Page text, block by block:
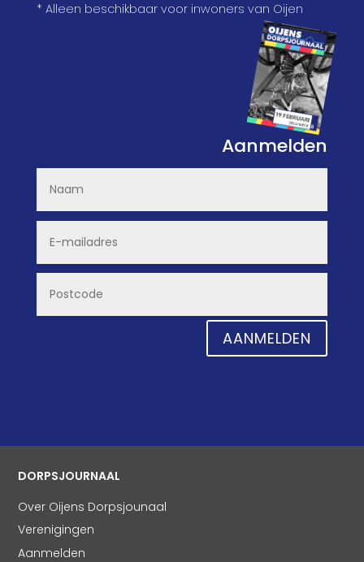
* Alleen beschikbaar voor inwoners van Oijen
Aanmelden
AANMELDEN
DORPSJOURNAAL
Over Oijens Dorpsjounaal
Verenigingen
Aanmelden